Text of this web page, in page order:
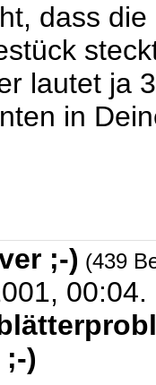
dass
lautet ja
in
;-) (439
00:04.
;-)